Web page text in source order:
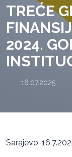
TREĆE
2024.
16.07.2025.
Sarajevo,